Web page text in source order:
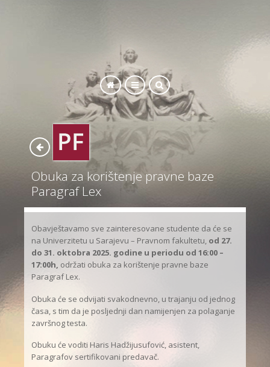
Obuka za korištenje pravne baze
Paragraf Lex
Obavještavamo sve zainteresovane studente da će se
na Univerzitetu u Sarajevu – Pravnom fakultetu, od 27.
do 31. oktobra 2025. godine u periodu od 16:00 –
17:00h, održati obuka za korištenje pravne baze
Paragraf Lex.
Obuka će se odvijati svakodnevno, u trajanju od jednog
časa, s tim da je posljednji dan namijenjen za polaganje
završnog testa.
Obuku će voditi Haris Hadžijusufović, asistent,
Paragrafov sertifikovani predavač.